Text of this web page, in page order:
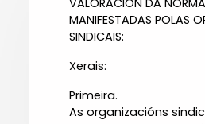
VALORACIÓN DA NORMA
MANIFESTADAS POLAS
SINDICAIS:
Xerais:
Primeira.
As organizacións